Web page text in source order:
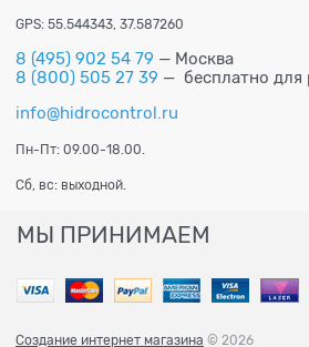
GPS: 55.544343, 37.587260
8 (495) 902 54 79 — Москва
8 (800) 505 27 39 — бесплатно для
info@hidrocontrol.ru
Пн-Пт: 09.00-18.00.
Сб, вс: выходной.
МЫ ПРИНИМАЕМ
Создание интернет магазина © 2026